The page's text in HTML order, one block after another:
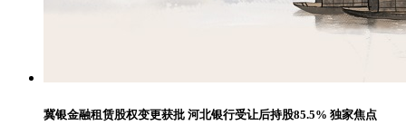
冀银金融租赁股权变更获批 河北银行受让后持股85.5% 独家焦点